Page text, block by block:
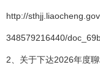
http://
348579216440/
2、关于下达2026年度